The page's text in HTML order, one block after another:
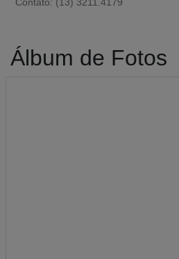
Álbum de Fotos